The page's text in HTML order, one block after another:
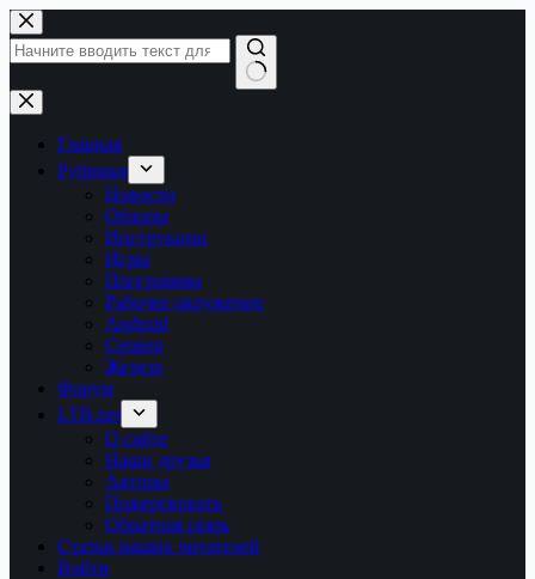
Перейти
к
сути
Ничего
не
найденоГлавная
Рубрики
Новости
Обзоры
Инструкции
Игры
Программы
Рабочее окружение
Android
Сервер
Железо
Форум
LTB.net
О сайте
Наши друзья
Авторы
Пожертвовать
Обратная связь
Статьи наших читателей
Войти